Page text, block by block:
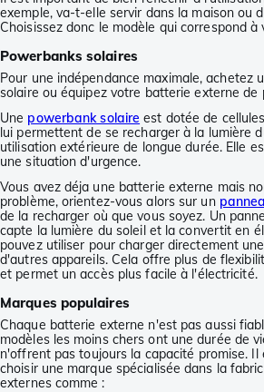
exemple, va-t-elle servir dans la maison ou
Choisissez donc le modèle qui correspond à
Powerbanks solaires
Pour une indépendance maximale, achetez
solaire ou équipez votre batterie externe de
Une powerbank solaire est dotée de
lui permettent de se recharger à la lumière
utilisation extérieure de longue durée. Elle
une situation d'urgence.
Vous avez déja une batterie externe mais
problème, orientez-vous alors sur un
de la recharger où que vous soyez. Un
capte la lumière du soleil et la convertit en
pouvez utiliser pour charger directement
d'autres appareils. Cela offre plus de
et permet un accès plus facile à l'électricité.
Marques populaires
Chaque batterie externe n'est pas aussi
modèles les moins chers ont une durée de
n'offrent pas toujours la capacité promise.
choisir une marque spécialisée dans la
externes comme :